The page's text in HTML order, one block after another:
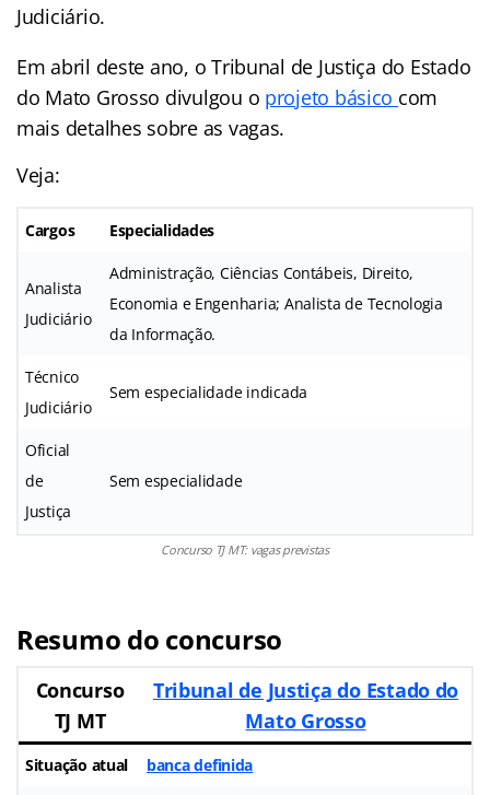
Judiciário.
Em abril deste ano, o Tribunal de Justiça do Estado
do Mato Grosso divulgou o projeto básico com
mais detalhes sobre as vagas.
Veja:
Cargos Especialidades
Analista
Judiciário
Administração, Ciências Contábeis, Direito,
Economia e Engenharia; Analista de Tecnologia
da Informação.
Técnico
Judiciário
Sem especialidade indicada
Oficial
de
Justiça
Sem especialidade
Concurso TJ MT: vagas previstas
Resumo do concurso
Concurso
TJ MT
Tribunal de Justiça do Estado do
Mato Grosso
Situação atual banca definida